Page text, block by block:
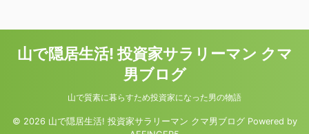
山で隠居生活! 投資家サラリーマン クマ
男ブログ
山で質素に暮らすため投資家になった男の物語
© 2026 山で隠居生活! 投資家サラリーマン クマ男ブログ Powered by